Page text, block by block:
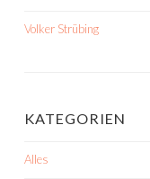
Volker Strübing
KATEGORIEN
Alles